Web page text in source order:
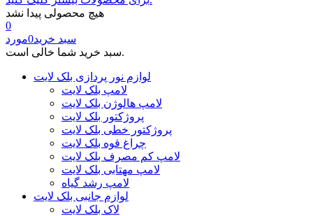
هیچ محصولی پیدا نشد
0
سبد خرید0مورد
سبد خرید شما خالی است.
لوازم نور پردازی بلک لایت
لامپ بلک لایت
لامپ هالوژن بلک لایت
پروژکتور بلک لایت
پروژکتور خطی بلک لایت
چراغ قوه بلک لایت
لامپ کم مصرف بلک لایت
لامپ مهتابی بلک لایت
لامپ رشد گیاه
لوازم جانبی بلک لایت
لاک بلک لایت